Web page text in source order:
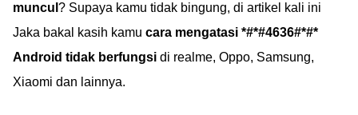
muncul ? Supaya kamu tidak bingung, di artikel kali ini
Jaka bakal kasih kamu cara mengatasi *#*#4636#*#*
Android tidak berfungsi di realme, Oppo, Samsung,
Xiaomi dan lainnya.